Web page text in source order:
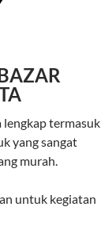
lengkap termasuk
yang sangat
murah.
untuk kegiatan